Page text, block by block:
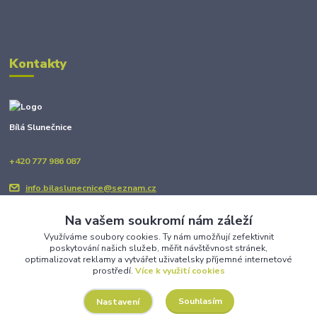
Kontakty
Bílá Slunečnice
+420 777 986 087
info.bilaslunecnice@seznam.cz
Upravit sběr cookies.
Na vašem soukromí nám záleží
Využíváme soubory cookies. Ty nám umožňují zefektivnit
poskytování našich služeb, měřit návštěvnost stránek,
optimalizovat reklamy a vytvářet uživatelsky příjemné internetové
prostředí. Více k využití cookies
Nastavení Souhlasím